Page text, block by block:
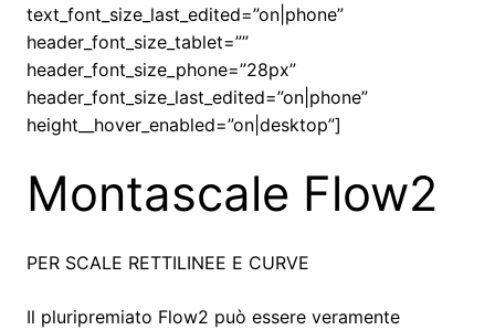
text_font_size_last_edited=”on|phone”
header_font_size_tablet=””
header_font_size_phone=”28px”
header_font_size_last_edited=”on|phone”
height__hover_enabled=”on|desktop”]
Montascale Flow2
PER SCALE RETTILINEE E CURVE
Il pluripremiato Flow2 può essere veramente